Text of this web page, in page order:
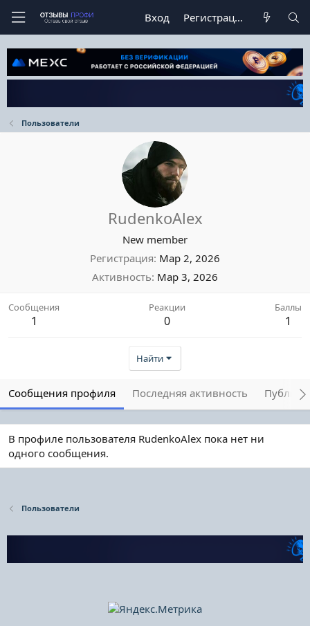
Вход Регистрация
Пользователи
RudenkoAlex
New member
Регистрация Мар 2, 2026
Активность Мар 3, 2026
Сообщения
1
Реакции
0
Баллы
1
Найти
Сообщения профиля Последняя активность
В профиле пользователя RudenkoAlex пока нет ни
одного сообщения.
Пользователи